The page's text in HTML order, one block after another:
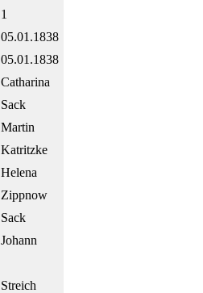
1
05.01.1838
05.01.1838
Catharina
Sack
Martin
Katritzke
Helena
Zippnow
Sack
Johann
Streich